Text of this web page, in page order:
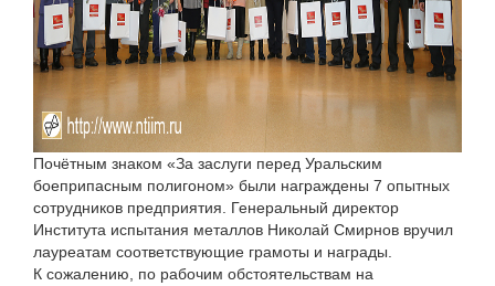
Почётным знаком «За заслуги перед Уральским
боеприпасным полигоном» были награждены 7 опытных
сотрудников предприятия. Генеральный директор
Института испытания металлов Николай Смирнов вручил
лауреатам соответствующие грамоты и награды.
К сожалению, по рабочим обстоятельствам на